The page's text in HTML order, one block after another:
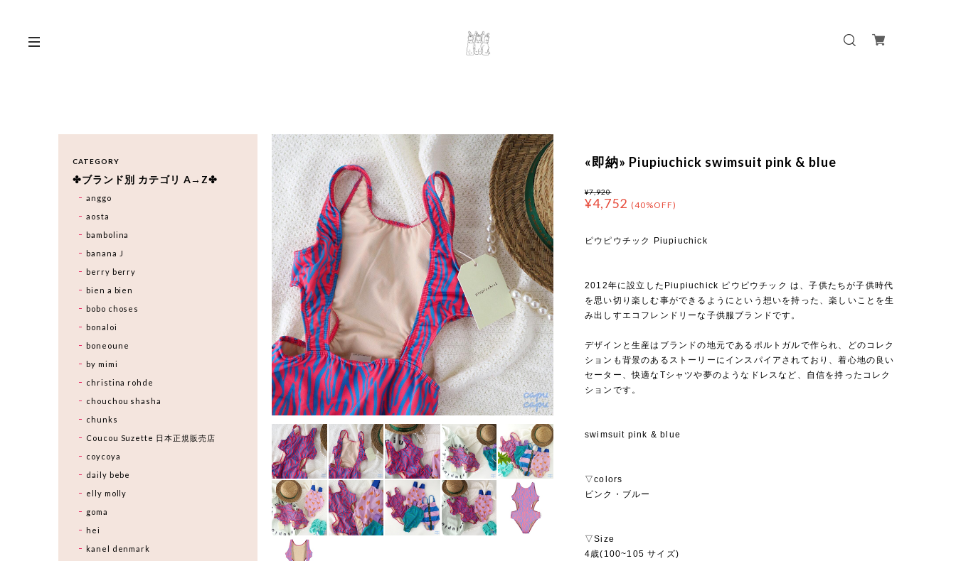
«即納» Piupiuchick swimsuit pink & blue
¥7,920
¥4,752 (40%OFF)
ピウピウチック Piupiuchick
2012年に設立したPiupiuchick ピウピウチック は、子供たちが子供時代
を思い切り楽しむ事ができるようにという想いを持った、楽しいことを生
み出しすエコフレンドリーな子供服ブランドです。
デザインと生産はブランドの地元であるポルトガルで作られ、どのコレク
ションも背景のあるストーリーにインスパイアされており、着心地の良い
セーター、快適なTシャツや夢のようなドレスなど、自信を持ったコレク
ションです。
swimsuit pink & blue
▽colors
ピンク・ブルー
▽Size
4歳(100~105 サイズ)
CATEGORY
✤ブランド別 カテゴリ A→Z✤
anggo
aosta
bambolina
banana J
berry berry
bien a bien
bobo choses
bonaloi
boneoune
by mimi
christina rohde
chouchou shasha
chunks
Coucou Suzette 日本正規販売店
coycoya
daily bebe
elly molly
goma
hei
kanel denmark